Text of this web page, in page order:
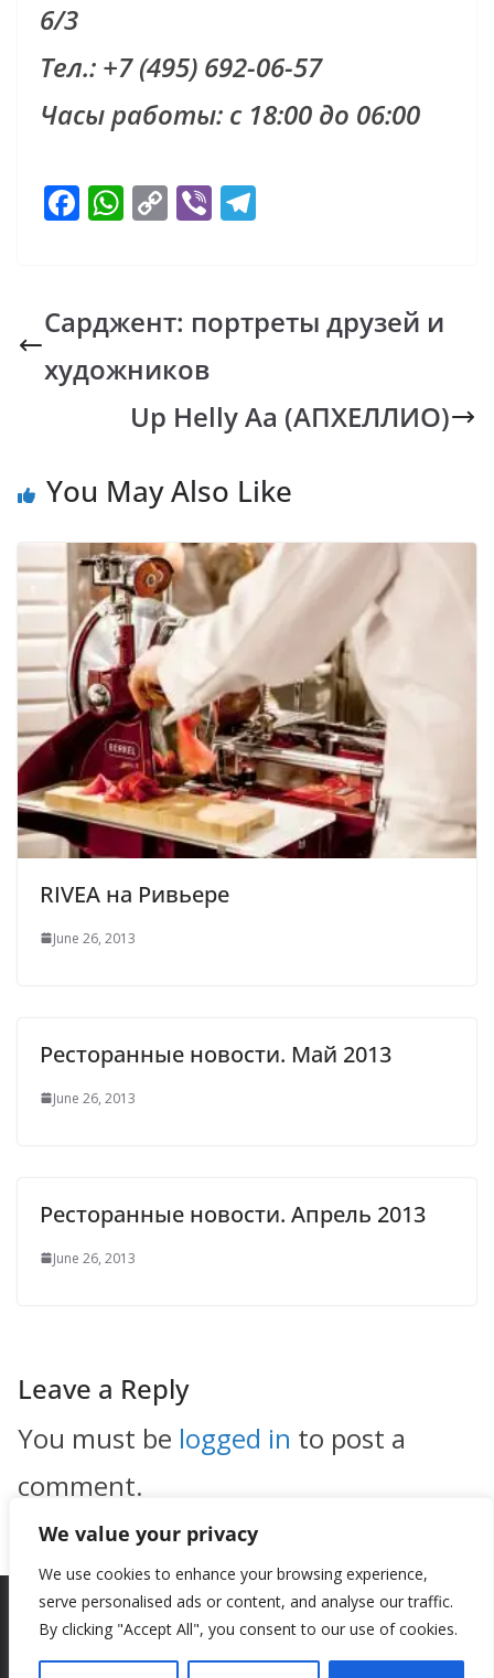
We value your privacy
We use cookies to enhance your browsing experience,
serve personalised ads or content, and analyse our traffic.
By clicking "Accept All", you consent to our use of cookies.
6/3
Тел.: +7 (495) 692-06-57
Часы работы: с 18:00 до 06:00
F
b
o
o
W
s
A
p
p
C
y
Li
n
k
Vi
gr
a
Сарджент: портреты друзей и
художников
Up Helly Aa (АПХЕЛЛИО)
You May Also Like
RIVEA на Ривьере
June 26, 2013
Ресторанные новости. Май 2013
June 26, 2013
Ресторанные новости. Апрель 2013
June 26, 2013
Leave a Reply
You must be logged in to post a
comment.